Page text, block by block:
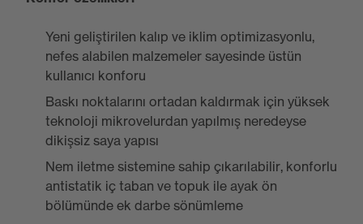
Yeni geliştirilen kalıp ve iklim optimizasyonlu,
nefes alabilen malzemeler sayesinde üstün
kullanıcı konforu
Baskı noktalarını ortadan kaldırmak için yüksek
teknoloji mikrovelurdan yapılmış neredeyse
dikişsiz saya yapısı
Nem iletme sistemine sahip çıkarılabilir, konforlu
antistatik iç taban ve topuk ile ayak ön
bölümünde ek darbe sönümleme